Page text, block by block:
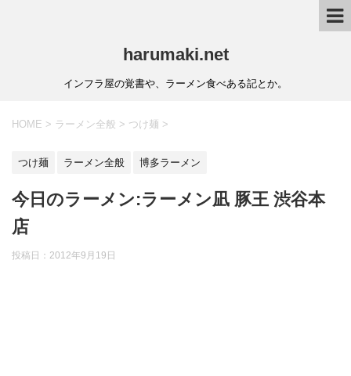
harumaki.net
インフラ屋の覚書や、ラーメン食べある記とか。
HOME > ラーメン全般 > つけ麺 >
つけ麺 ラーメン全般 博多ラーメン
今日のラーメン:ラーメン凪 豚王 渋谷本
店
投稿日：2012年9月19日